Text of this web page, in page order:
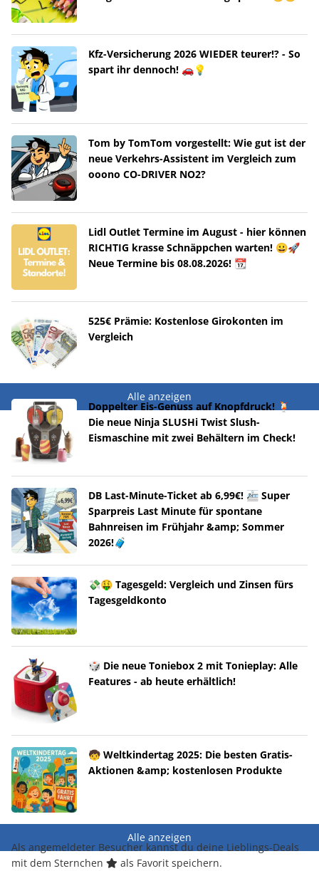
Kfz-Versicherung 2026 WIEDER teurer!? - So
spart ihr dennoch! 🚗💡
Tom by TomTom vorgestellt: Wie gut ist der
neue Verkehrs-Assistent im Vergleich zum
ooono CO-DRIVER NO2?
Lidl Outlet Termine im August - hier können
RICHTIG krasse Schnäppchen warten! 😀🚀
Neue Termine bis 08.08.2026! 📆
525€ Prämie: Kostenlose Girokonten im
Vergleich
Alle anzeigen
Doppelter Eis-Genuss auf Knopfdruck! 🍹
Die neue Ninja SLUSHi Twist Slush-
Eismaschine mit zwei Behältern im Check!
DB Last-Minute-Ticket ab 6,99€! 🚈 Super
Sparpreis Last Minute für spontane
Bahnreisen im Frühjahr &amp; Sommer
2026!🧳
💸🤑 Tagesgeld: Vergleich und Zinsen fürs
Tagesgeldkonto
🎲 Die neue Toniebox 2 mit Tonieplay: Alle
Features - ab heute erhältlich!
🧒 Weltkindertag 2025: Die besten Gratis-
Aktionen &amp; kostenlosen Produkte
Alle anzeigen
Als angemeldeter Besucher kannst du deine Lieblings-Deals
mit dem Sternchen
als Favorit speichern.